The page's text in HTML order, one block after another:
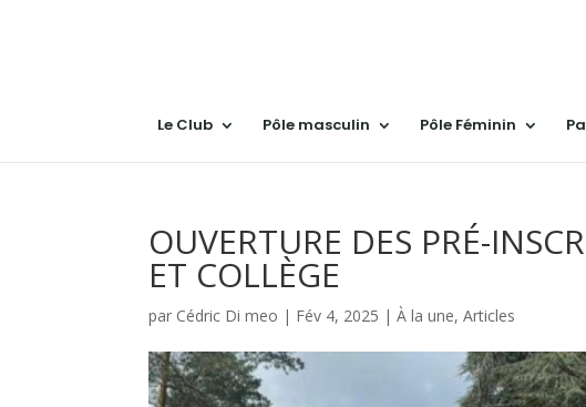
Le Club Pôle masculin Pôle Féminin
OUVERTURE DES PRÉ-
ET COLLÈGE
par Cédric Di meo | Fév 4, 2025 |À la une,Articles